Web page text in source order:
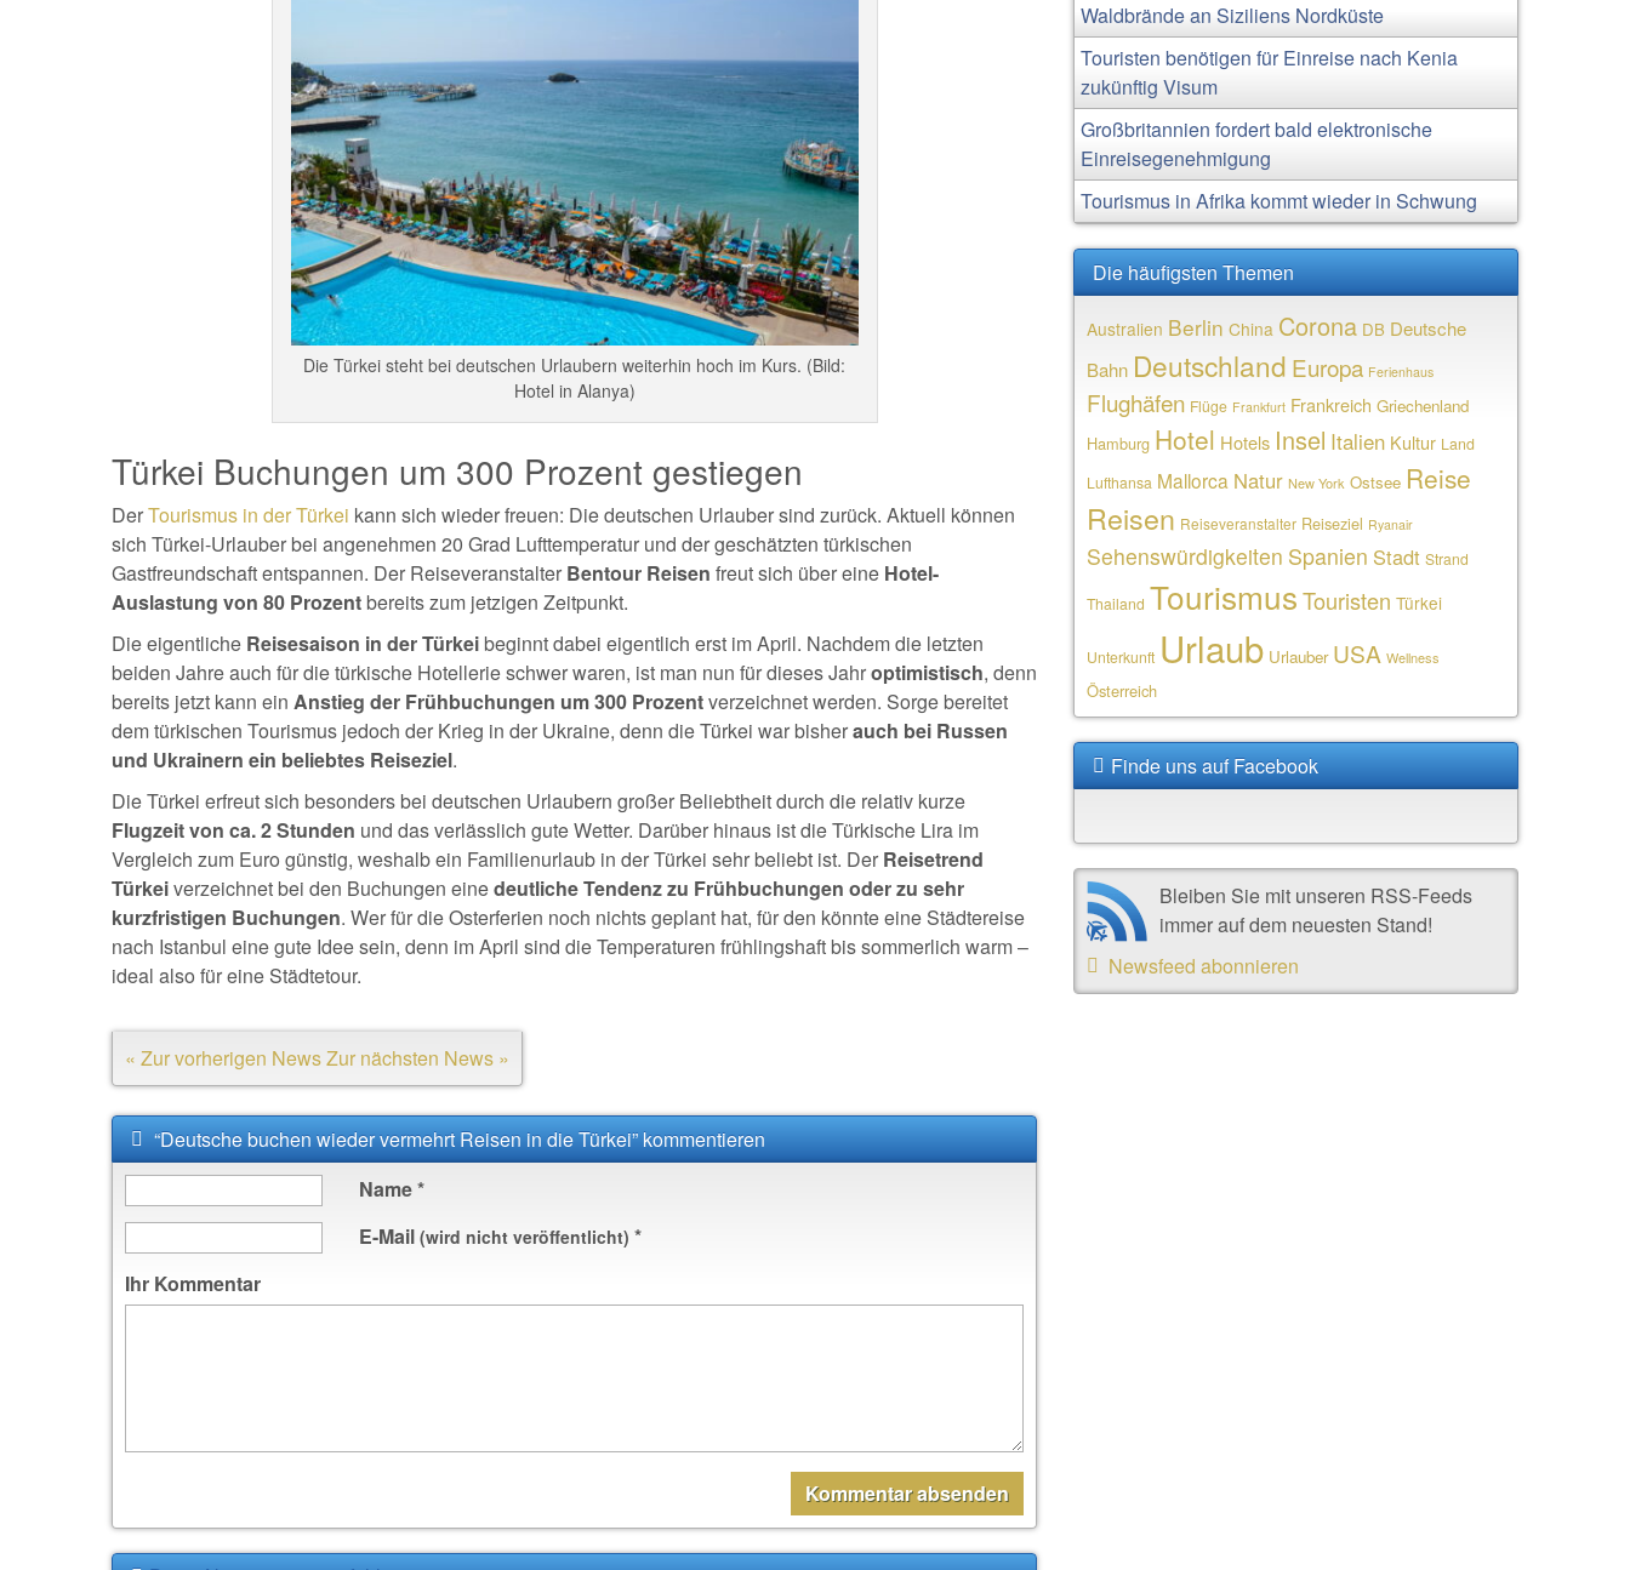
Die Türkei steht bei deutschen Urlaubern weiterhin hoch im Kurs. (Bild:
Hotel in Alanya)
Türkei Buchungen um 300 Prozent gestiegen
DerTourismus in der Türkei kann sich wieder freuen: Die deutschen Urlauber sind zurück. Aktuell können
sich Türkei-Urlauber bei angenehmen 20 Grad Lufttemperatur und der geschätzten türkischen
Gastfreundschaft entspannen. Der Reiseveranstalter Bentour Reisen freut sich über eine Hotel-
Auslastung von 80 Prozentbereits zum jetzigen Zeitpunkt.
Die eigentliche Reisesaison in der Türkeibeginnt dabei eigentlich erst im April. Nachdem die letzten
beiden Jahre auch für die türkische Hotellerie schwer waren, ist man nun für dieses Jahroptimistisch, denn
bereits jetzt kann ein Anstieg der Frühbuchungen um 300 Prozentverzeichnet werden. Sorge bereitet
dem türkischen Tourismus jedoch der Krieg in der Ukraine, denn die Türkei war bisherauch bei Russen
und Ukrainern ein beliebtes Reiseziel.
Die Türkei erfreut sich besonders bei deutschen Urlaubern großer Beliebtheit durch die relativ kurze
Flugzeit von ca. 2 Stunden und das verlässlich gute Wetter. Darüber hinaus ist die Türkische Lira im
Vergleich zum Euro günstig, weshalb ein Familienurlaub in der Türkei sehr beliebt ist. Der Reisetrend
Türkeiverzeichnet bei den Buchungen einedeutliche Tendenz zu Frühbuchungen oder zu sehr
kurzfristigen Buchungen. Wer für die Osterferien noch nichts geplant hat, für den könnte eine Städtereise
nach Istanbul eine gute Idee sein, denn im April sind die Temperaturen frühlingshaft bis sommerlich warm –
ideal also für eine Städtetour.
« Zur vorherigen NewsZur nächsten News »
“Deutsche buchen wieder vermehrt Reisen in die Türkei” kommentieren
Name*
E-Mail (wird nicht veröffentlicht) *
Ihr Kommentar
Waldbrände an Siziliens Nordküste
Touristen benötigen für Einreise nach Kenia
zukünftig Visum
Großbritannien fordert bald elektronische
Einreisegenehmigung
Tourismus in Afrika kommt wieder in Schwung
Die häufigsten Themen
Australien Berlin China Corona DB Deutsche
Bahn Deutschland Europa Ferienhaus
Flughäfen Flüge Frankfurt Frankreich Griechenland
Hamburg Hotel Hotels Insel Italien Kultur Land
Lufthansa Mallorca Natur New York Ostsee Reise
Reisen Reiseveranstalter Reiseziel Ryanair
Sehenswürdigkeiten Spanien Stadt Strand
Thailand Tourismus Touristen Türkei
Unterkunft Urlaub Urlauber USA Wellness
Österreich
Finde uns auf Facebook
Bleiben Sie mit unseren RSS-Feeds
immer auf dem neuesten Stand!
Newsfeed abonnieren